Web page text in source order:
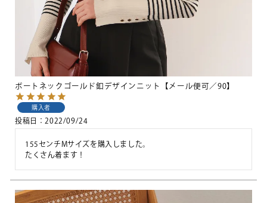
ボートネックゴールド釦デザインニット【メール便可／90】
購入者
投稿日 2022/09/24
155センチMサイズを購入しました。
たくさん着ます！